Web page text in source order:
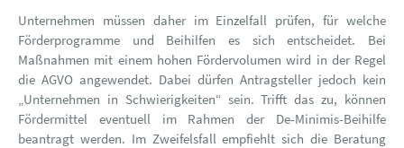
Unternehmen müssen daher im Einzelfall prüfen, für welche
Förderprogramme und Beihilfen es sich entscheidet. Bei
Maßnahmen mit einem hohen Fördervolumen wird in der Regel
die AGVO angewendet. Dabei dürfen Antragsteller jedoch kein
„Unternehmen in Schwierigkeiten“ sein. Trifft das zu, können
Fördermittel eventuell im Rahmen der De-Minimis-Beihilfe
beantragt werden. Im Zweifelsfall empfiehlt sich die Beratung